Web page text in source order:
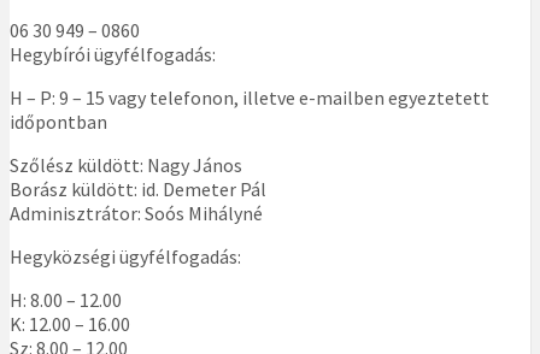
06 30 949 – 0860
Hegybírói ügyfélfogadás:
H – P: 9 – 15 vagy telefonon, illetve e-mailben egyeztetett
időpontban
Szőlész küldött: Nagy János
Borász küldött: id. Demeter Pál
Adminisztrátor: Soós Mihályné
Hegyközségi ügyfélfogadás:
H: 8.00 – 12.00
K: 12.00 – 16.00
Sz: 8.00 – 12.00